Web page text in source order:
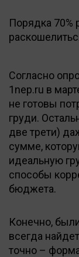
Порядка 70%
Согласно
1nep.ru в
не готовы
груди.
две трети)
сумме,
идеальную
способы
бюджета.
Конечно,
всегда
точно –